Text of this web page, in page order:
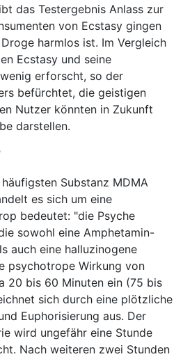
das Testergebnis Anlass zur
von Ecstasy gingen
harmlos ist. Im Vergleich
Ecstasy und seine
erforscht, so der
befürchtet, die geistigen
Nutzer könnten in Zukunft
darstellen.
Substanz MDMA
es sich um eine
bedeutet: "die Psyche
sowohl eine Amphetamin-
auch eine halluzinogene
psychotrope Wirkung von
20 bis 60 Minuten ein (75 bis
sich durch eine plötzliche
Euphorisierung aus. Der
wird ungefähr eine Stunde
Nach weiteren zwei Stunden